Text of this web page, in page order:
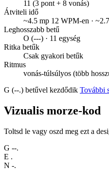
11 (3 pont + 8 vonás)
Átviteli idő
~4.5 mp 12 WPM-en ·
Leghosszabb betű
O (---) · 11 egység
Ritka betűk
Csak gyakori betűk
Ritmus
vonás-túlsúlyos (több
G (--.) betűvel kezdődik További
Vizualis morze-kod
Toltsd le vagy oszd meg ezt a
G --.
E .
N -.